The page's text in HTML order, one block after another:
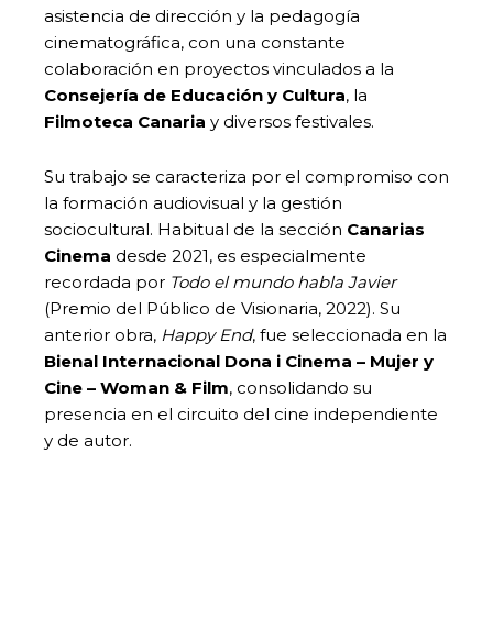
asistencia de dirección y la pedagogía
cinematográfica, con una constante
colaboración en proyectos vinculados a la
Consejería de Educación y Cultura, la
Filmoteca Canaria y diversos festivales.
Su trabajo se caracteriza por el compromiso con
la formación audiovisual y la gestión
sociocultural. Habitual de la sección Canarias
Cinema desde 2021, es especialmente
recordada por Todo el mundo habla Javier
(Premio del Público de Visionaria, 2022). Su
anterior obra, Happy End, fue seleccionada en la
Bienal Internacional Dona i Cinema – Mujer y
Cine – Woman & Film, consolidando su
presencia en el circuito del cine independiente
y de autor.